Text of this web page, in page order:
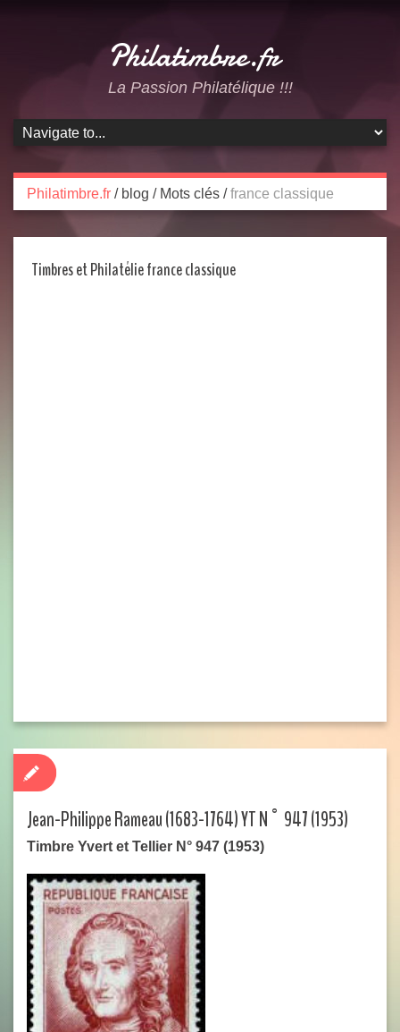
Philatimbre.fr
La Passion Philatélique !!!
Philatimbre.fr /blog / Mots clés / france classique
Timbres et Philatélie france classique
Jean-Philippe Rameau (1683-1764) YT N° 947 (1953)
Timbre Yvert et Tellier N° 947 (1953)